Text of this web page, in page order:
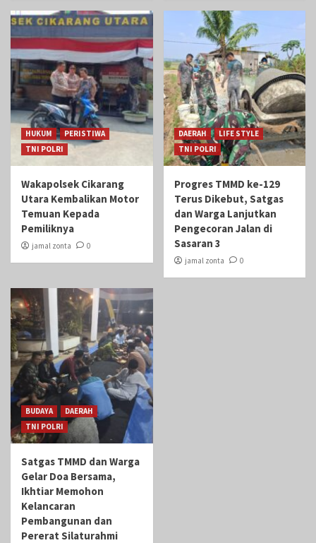
HUKUM
PERISTIWA
TNI POLRI
Wakapolsek Cikarang
Utara Kembalikan Motor
Temuan Kepada
Pemiliknya
jamal zonta 0
DAERAH
LIFE STYLE
TNI POLRI
Progres TMMD ke-129
Terus Dikebut, Satgas
dan Warga Lanjutkan
Pengecoran Jalan di
Sasaran 3
jamal zonta 0
BUDAYA
DAERAH
TNI POLRI
Satgas TMMD dan Warga
Gelar Doa Bersama,
Ikhtiar Memohon
Kelancaran
Pembangunan dan
Pererat Silaturahmi